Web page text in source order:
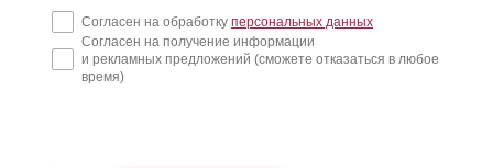
Согласен на обработку персональных данных
Согласен на получение информации
и рекламных предложений (сможете отказаться в любое
время)